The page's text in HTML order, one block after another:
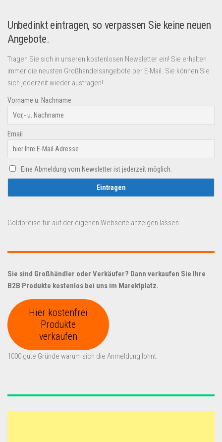
Unbedinkt eintragen, so verpassen Sie keine neuen
Angebote.
Tragen Sie sich in unseren kostenlosen Newsletter ein! Sie erhalten
immer die neusten Großhandelsangebote per E-Mail. Sie können Sie
sich jederzeit wieder austragen!
Vorname u. Nachname
Email
Eine Abmeldung vom Newsletter ist jederzeit möglich.
Goldpreise für auf der eigenen Webseite anzeigen lassen.
Sie sind Großhändler oder Verkäufer? Dann verkaufen Sie Ihre
B2B Produkte kostenlos bei uns im Marektplatz.
Hier kostenfrei
Produkte
verkaufen
1000 gute Gründe warum sich die Anmeldung lohnt.